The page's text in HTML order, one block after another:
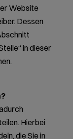
Website
Dessen
in dieser
Hierbei
die Sie in